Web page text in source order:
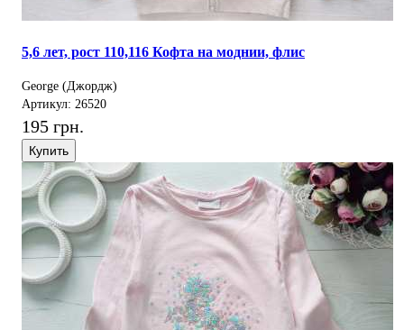
5,6 лет, рост 110,116 Кофта на моднии, флис
George (Джордж)
Артикул: 26520
195 грн.
Купить